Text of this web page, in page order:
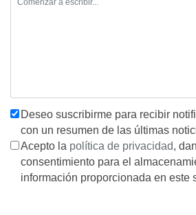
Deseo suscribirme para recibir
con un resumen de las últimas
Acepto la política de privacidad,
consentimiento para el
información proporcionada en este